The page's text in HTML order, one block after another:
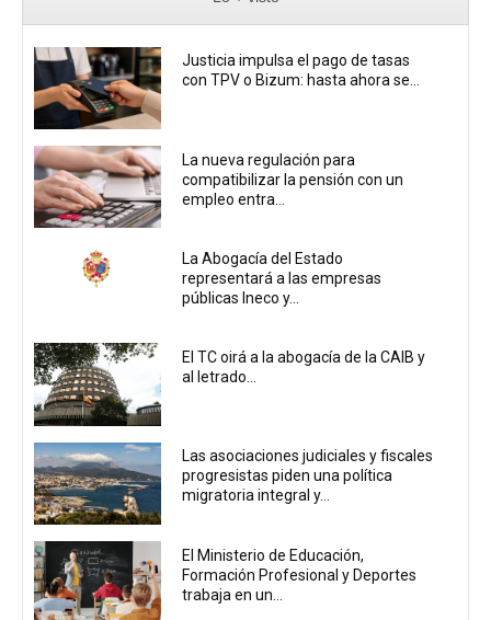
Justicia impulsa el pago de tasas
con TPV o Bizum: hasta ahora se...
La nueva regulación para
compatibilizar la pensión con un
empleo entra...
La Abogacía del Estado
representará a las empresas
públicas Ineco y...
El TC oirá a la abogacía de la CAIB y
al letrado...
Las asociaciones judiciales y fiscales
progresistas piden una política
migratoria integral y...
El Ministerio de Educación,
Formación Profesional y Deportes
trabaja en un...